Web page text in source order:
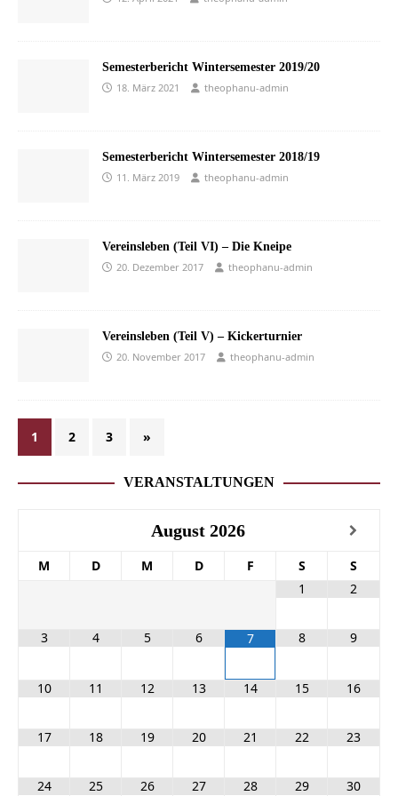
Semesterbericht Wintersemester 2019/20
18. März 2021
theophanu-admin
Semesterbericht Wintersemester 2018/19
11. März 2019
theophanu-admin
Vereinsleben (Teil VI) – Die Kneipe
20. Dezember 2017
theophanu-admin
Vereinsleben (Teil V) – Kickerturnier
20. November 2017
theophanu-admin
1 2 3 »
VERANSTALTUNGEN
August 2026
M D M D F S
S
1
2
3 4 5 6 7 8 9
10 11 12 13 14 15 16
17 18 19 20 21 22 23
24 25 26 27 28 29 30